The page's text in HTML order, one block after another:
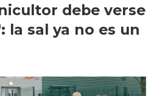
debe verse
la sal ya no es un